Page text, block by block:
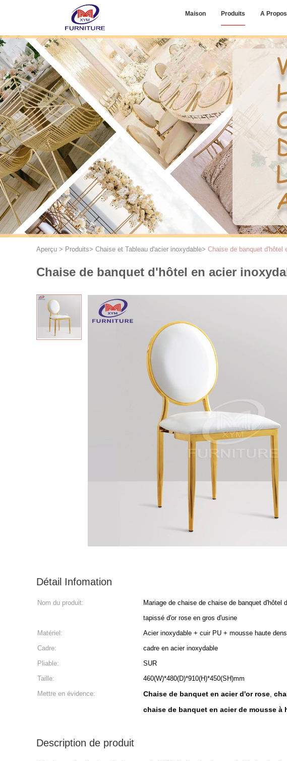
Maison Produits A
Aperçu > Produits> Chaise et Tableau d'acier inoxydable> Chaise de banquet d'hôtel
Chaise de banquet d'hôtel en acier
Détail Infomation
Nom du produit:
Mariage de chaise de chaise de banquet d'hôtel
tapissé d'or rose en gros d'usine
Matériel: Acier inoxydable + cuir PU + mousse haute
Cadre:
cadre en acier inoxydable
Pliable:
SUR
Taille:
460(W)*480(D)*910(H)*450(SH)mm
Mettre en évidence:
Chaise de banquet en acier d'or rose,
chaise de banquet en acier de mousse à
Description de produit